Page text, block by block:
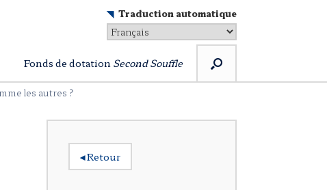
Traduction automatique
Fonds de dotation Second Souffle
les autres ?
◂Retour